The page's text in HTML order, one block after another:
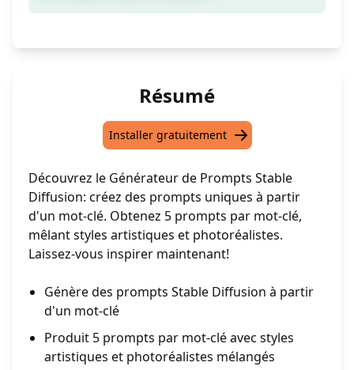
Résumé
Installer gratuitement
Découvrez le Générateur de Prompts Stable
Diffusion: créez des prompts uniques à partir
d'un mot-clé. Obtenez 5 prompts par mot-clé,
mêlant styles artistiques et photoréalistes.
Laissez-vous inspirer maintenant!
Génère des prompts Stable Diffusion à partir
d'un mot-clé
Produit 5 prompts par mot-clé avec styles
artistiques et photoréalistes mélangés